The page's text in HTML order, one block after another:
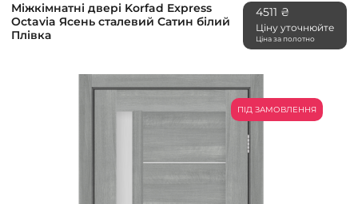
Міжкімнатні двері Korfad Express
Octavia Ясень сталевий Сатин білий
Плівка
4511 ₴
Ціну уточнюйте
Ціна за полотно
ПІД ЗАМОВЛЕННЯ